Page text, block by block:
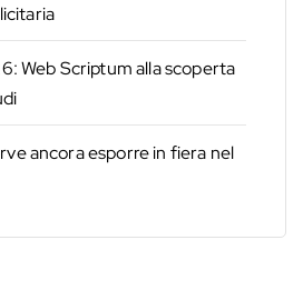
Web Scriptum alla scoperta
ancora esporre in fiera nel